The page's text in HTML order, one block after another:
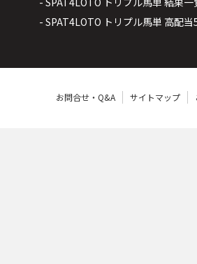
- SPAT4LOTO トリプル馬単 高配当
お問合せ・Q&A サイトマップ